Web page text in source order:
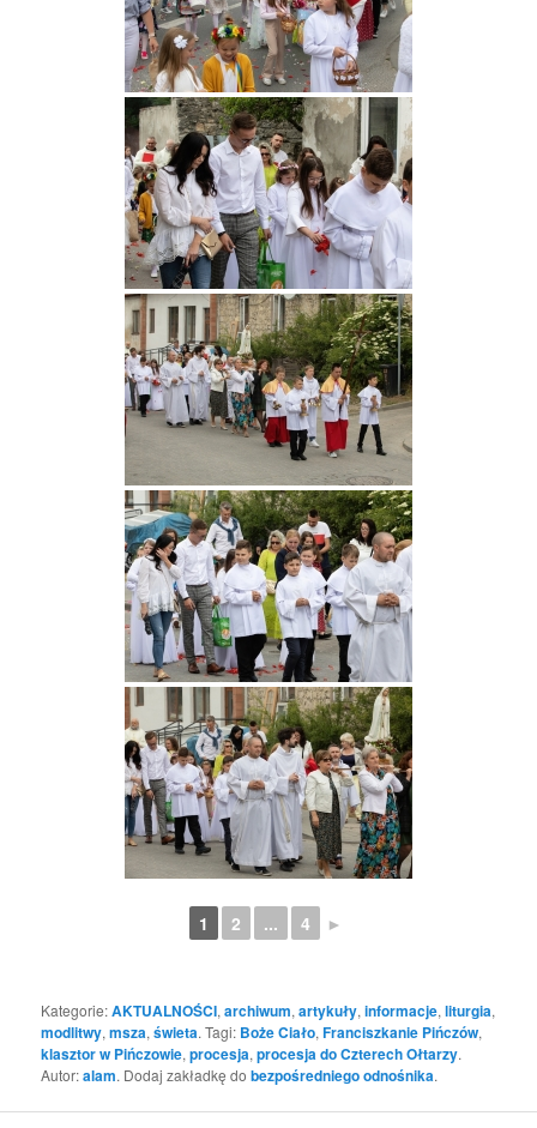
1 2 ... 4 ►
Kategorie:AKTUALNOŚCI,archiwum,artykuły,informacje,liturgia,
modlitwy,msza,świeta. Tagi: Boże Ciało,Franciszkanie Pińczów,
klasztor w Pińczowie,procesja,procesja do Czterech Ołtarzy.
Autor:alam. Dodaj zakładkę dobezpośredniego odnośnika.